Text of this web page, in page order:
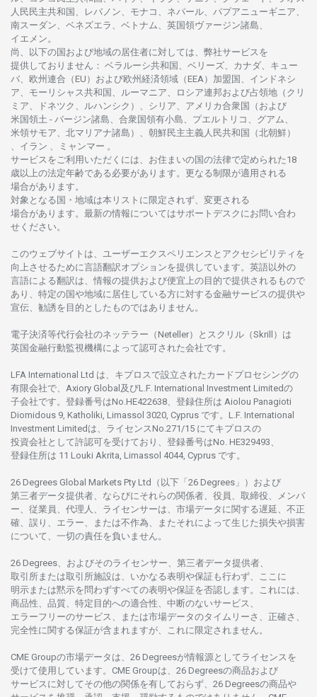
人民民主共和国、レバノン、モナコ、ネパール、パプアニューギニア、
南スーダン、ベネズエラ、ベトナム、 英国領ヴァージン諸島、
イエメン。
尚、 以下の国および地域の居住者に対しては、 弊社サービスを
提供しておりません ： ベラルーシ共和国、ベリーズ、カナダ、キュー
バ、 欧州連合 （EU） および欧州経済領域 （EEA）加盟国、インドネシ
ア、 モーリシャス共和国、ルーマニア、 ロシア連邦および占領地 （クリ
ミア、ドネツク、ルハンシク）、シリア、 アメリカ合衆国 （および
米国領土 - バージン諸島、合衆国領有小島、プエルトリコ、グアム、
米領サモア、 北マリアナ諸島）、 朝鮮民主主義人民共和国 （北朝鮮）
、イラン 、ミャンマー 。
サービスを ご利用いただくには、お住まいの国の法律で定められた 18
歳以上の法定年齢である必要があります。 更なる制限が適用さ れる
場合があります。
対象となる国 ・ 地域は本 リストに限定さ れず、 変更さ れる
場合があります。 最新の情報についてはサポートデスクに お問い合わ
せくださ い。
このウェブサイトは、 ユーザーエクスペリエンスと アクセシビリティを
向上さ せるために言語翻訳オプションを提供しています。 英語以外の
言語に よる翻訳は、 情報の提供および便宜上の目的で提供さ れるもので
あり、 特定の国や地域に 居住している方に対する金融サービスの提供や
宣伝、 勧誘を 目的としたものではありません。
電子決済等代行会社のネッテラー （Neteller）と スクリル （Skrill）は
英国金融行動監視機構に よって認可さ れた会社です。
LFA International Ltd は、 キプロスで設立さ れた カードプロセシングの
有限会社で、Axiory Global及びL.F. International Investment Limitedの
子会社です。 登録番号はNo.HE422638、 登録住所は Aiolou Panagioti
Diomidous 9, Katholiki, Limassol 3020, Cyprus です。L.F. International
Investment Limitedは、 ライセンスNo.271/15 にてキプロスの
投資会社として許認可を受けており、 登録番号はNo. HE329493、
登録住所は 11 Louki Akrita, Limassol 4044, Cyprus です。
26 Degrees Global Markets Pty Ltd（以下「26 Degrees」） および
第三者データ提供者、ならびにそれらの関係者、役員、取締役、メンバ
ー、従業員、代理人、ライセンサーは、 市場データに関する遅延、不正
確、誤り、エラー、
または不作為、 またそれに よって生じた損失や損害
について、 一切の責任を負いません。
26 Degrees、 およびそのライセンサー、 第三者データ提供者、
取引所または取引所施設は、いかなる表明や保証も行わず、
ここに
明示または黙示を問わずすべての表明や保証を否認し ます。
これには、
商品性、品質、 特定目的への適合性、 中断のないサービス、
エラーフリーのサービス、 または市場データのタイムリーさ、正確さ、
完全性に関する保証が含まれますが、これに限定さ れません。
CME Groupの市場データは、26 Degreesが情報源としてライセンスを
受けて使用しています。 CME Groupは、26 Degreesの商品および
サービスに対してその他の関係を有しておらず、26 Degreesの商品や